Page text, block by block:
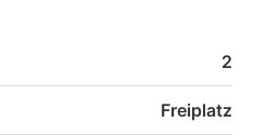
2
Freiplatz